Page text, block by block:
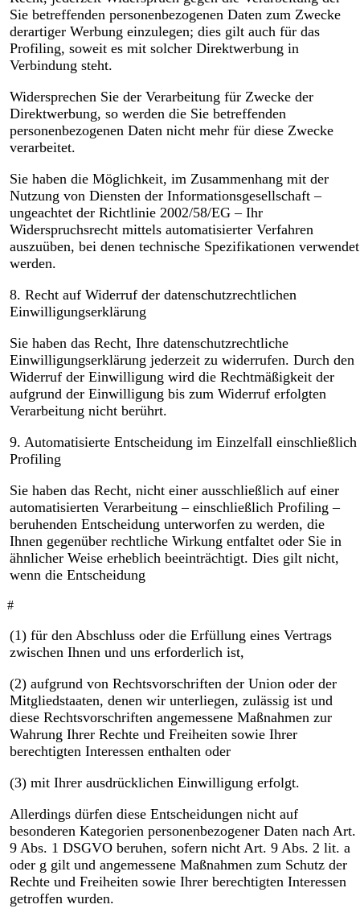
Sie betreffenden personenbezogenen Daten zum Zwecke
derartiger Werbung einzulegen; dies gilt auch für das
Profiling, soweit es mit solcher Direktwerbung in
Verbindung steht.
Widersprechen Sie der Verarbeitung für Zwecke der
Direktwerbung, so werden die Sie betreffenden
personenbezogenen Daten nicht mehr für diese Zwecke
verarbeitet.
Sie haben die Möglichkeit, im Zusammenhang mit der
Nutzung von Diensten der Informationsgesellschaft –
ungeachtet der Richtlinie 2002/58/EG – Ihr
Widerspruchsrecht mittels automatisierter Verfahren
auszuüben, bei denen technische Spezifikationen verwendet
werden.
8. Recht auf Widerruf der datenschutzrechtlichen
Einwilligungserklärung
Sie haben das Recht, Ihre datenschutzrechtliche
Einwilligungserklärung jederzeit zu widerrufen. Durch den
Widerruf der Einwilligung wird die Rechtmäßigkeit der
aufgrund der Einwilligung bis zum Widerruf erfolgten
Verarbeitung nicht berührt.
9. Automatisierte Entscheidung im Einzelfall einschließlich
Profiling
Sie haben das Recht, nicht einer ausschließlich auf einer
automatisierten Verarbeitung – einschließlich Profiling –
beruhenden Entscheidung unterworfen zu werden, die
Ihnen gegenüber rechtliche Wirkung entfaltet oder Sie in
ähnlicher Weise erheblich beeinträchtigt. Dies gilt nicht,
wenn die Entscheidung
#
(1) für den Abschluss oder die Erfüllung eines Vertrags
zwischen Ihnen und uns erforderlich ist,
(2) aufgrund von Rechtsvorschriften der Union oder der
Mitgliedstaaten, denen wir unterliegen, zulässig ist und
diese Rechtsvorschriften angemessene Maßnahmen zur
Wahrung Ihrer Rechte und Freiheiten sowie Ihrer
berechtigten Interessen enthalten oder
(3) mit Ihrer ausdrücklichen Einwilligung erfolgt.
Allerdings dürfen diese Entscheidungen nicht auf
besonderen Kategorien personenbezogener Daten nach Art.
9 Abs. 1 DSGVO beruhen, sofern nicht Art. 9 Abs. 2 lit. a
oder g gilt und angemessene Maßnahmen zum Schutz der
Rechte und Freiheiten sowie Ihrer berechtigten Interessen
getroffen wurden.